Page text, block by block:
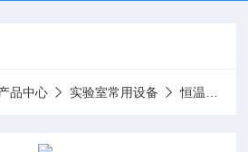
品中心 实验室常用设备 恒温水槽/水浴锅